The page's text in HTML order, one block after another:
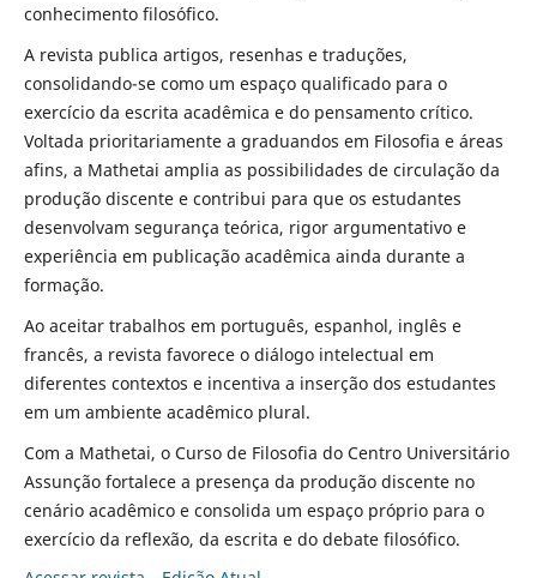
conhecimento filosófico.
A revista publica artigos, resenhas e traduções,
consolidando-se como um espaço qualificado para o
exercício da escrita acadêmica e do pensamento crítico.
Voltada prioritariamente a graduandos em Filosofia e áreas
afins, a Mathetai amplia as possibilidades de circulação da
produção discente e contribui para que os estudantes
desenvolvam segurança teórica, rigor argumentativo e
experiência em publicação acadêmica ainda durante a
formação.
Ao aceitar trabalhos em português, espanhol, inglês e
francês, a revista favorece o diálogo intelectual em
diferentes contextos e incentiva a inserção dos estudantes
em um ambiente acadêmico plural.
Com a Mathetai, o Curso de Filosofia do Centro Universitário
Assunção fortalece a presença da produção discente no
cenário acadêmico e consolida um espaço próprio para o
exercício da reflexão, da escrita e do debate filosófico.